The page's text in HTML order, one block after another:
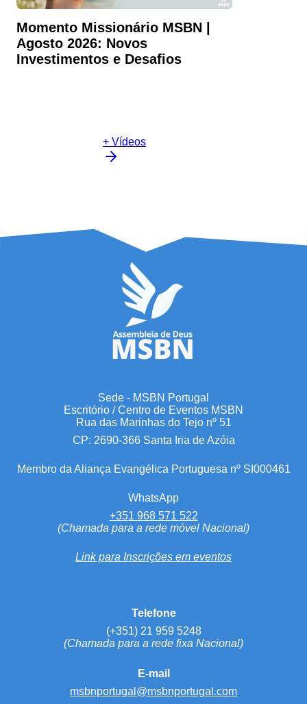
Momento Missionário MSBN |
Agosto 2026: Novos
Investimentos e Desafios
+ Vídeos
Sede - MSBN Portugal
Escritório / Centro de Eventos MSBN
Rua das Marinhas do Tejo nº 51
CP: 2690-366 Santa Iria de Azóia
Membro da Aliança Evangélica Portuguesa nº SI000461
WhatsApp
+351 968 571 522
(Chamada para a rede móvel Nacional)
Link para Inscrições em eventos
Telefone
(+351) 21 959 5248
(Chamada para a rede fixa Nacional)
E-mail
msbnportugal@msbnportugal.com